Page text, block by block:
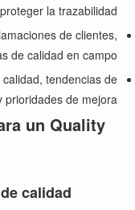
la trazabilidad.
de clientes,
de calidad en campo.
tendencias de
de mejora.
un Quality
calidad